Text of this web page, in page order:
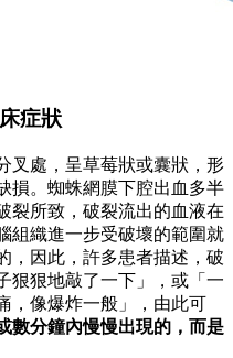
症狀
叉處，呈草莓狀或囊狀，形
損。蜘蛛網膜下腔出血多半
裂所致，破裂流出的血液在
組織進一步受破壞的範圍就
，因此，許多患者描述，破
狠狠地敲了一下」，或「一
，像爆炸一般」，由此可
數分鐘內慢慢出現的，而是